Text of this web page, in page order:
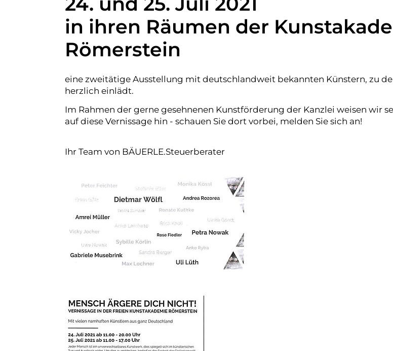
in ihren Räumen der
Römerstein
eine zweitätige Ausstellung mit deutschlandweit bekannten Künstern, zu
herzlich einlädt.
Im Rahmen der gerne gesehnenen Kunstförderung der Kanzlei weisen wir
auf diese Vernissage hin - schauen Sie dort vorbei, melden Sie sich an!
Ihr Team von BÄUERLE.Steuerberater